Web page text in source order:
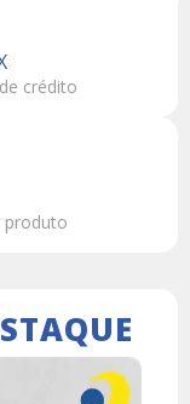
crédito
produto